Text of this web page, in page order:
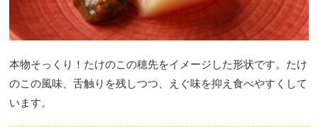
本物そっくり！たけのこの穂先をイメージした形状です。たけ
のこの風味、舌触りを残しつつ、えぐ味を抑え食べやすくして
います。